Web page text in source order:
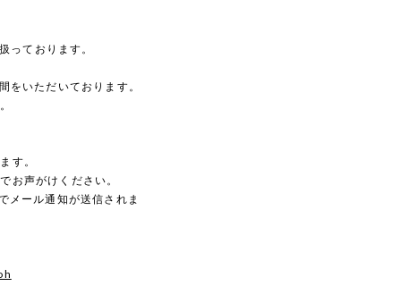
っております。
をいただいております。
す。
お声がけください。
メール通知が送信されま